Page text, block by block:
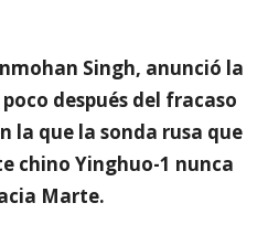
Singh, anunció la
después del fracaso
la que la sonda rusa que
chino Yinghuo-1 nunca
Marte.